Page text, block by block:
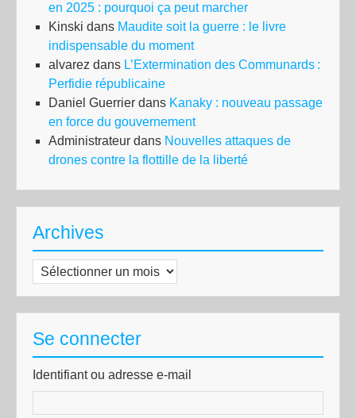
en 2025 : pourquoi ça peut marcher
Kinski dans Maudite soit la guerre : le livre
indispensable du moment
alvarez dans L’Extermination des Communards :
Perfidie républicaine
Daniel Guerrier dans Kanaky : nouveau passage
en force du gouvernement
Administrateur dans Nouvelles attaques de
drones contre la flottille de la liberté
Archives
Archives
Se connecter
Identifiant ou adresse e-mail